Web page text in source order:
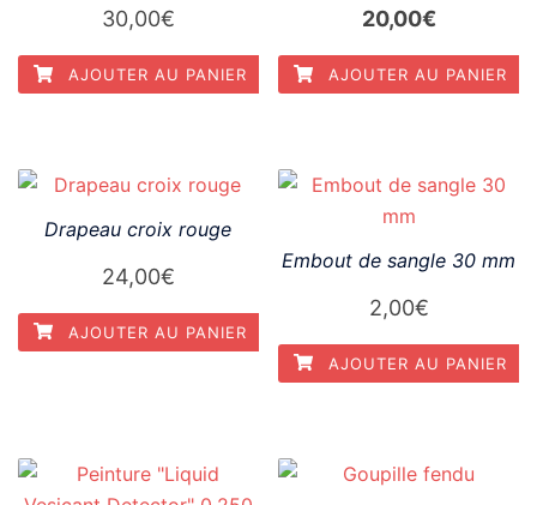
30,00€
AJOUTER AU PANIER
Le
prix
initial
20,00€Le
prix
actuel
AJOUTER AU PANIER
Drapeau croix rouge
24,00€
AJOUTER AU PANIER
Embout de sangle 30 mm
2,00€
AJOUTER AU PANIER